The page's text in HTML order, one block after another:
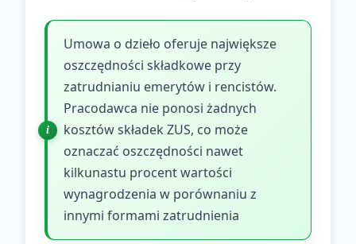
Umowa o dzieło oferuje największe
oszczędności składkowe przy
zatrudnianiu emerytów i rencistów.
Pracodawca nie ponosi żadnych
kosztów składek ZUS, co może
oznaczać oszczędności nawet
kilkunastu procent wartości
wynagrodzenia w porównaniu z
innymi formami zatrudnienia